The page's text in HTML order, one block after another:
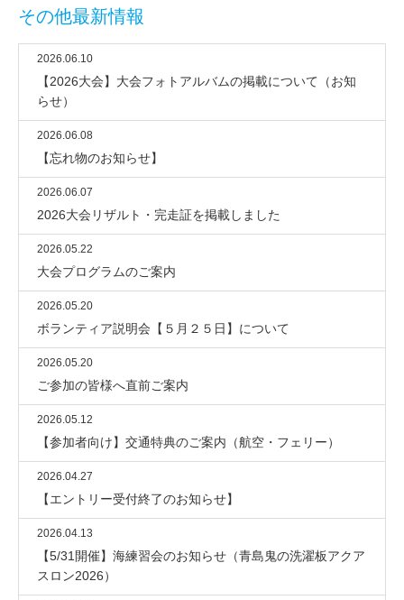
その他最新情報
2026.06.10
【2026大会】大会フォトアルバムの掲載について（お知
らせ）
2026.06.08
【忘れ物のお知らせ】
2026.06.07
2026大会リザルト・完走証を掲載しました
2026.05.22
大会プログラムのご案内
2026.05.20
ボランティア説明会【５月２５日】について
2026.05.20
ご参加の皆様へ直前ご案内
2026.05.12
【参加者向け】交通特典のご案内（航空・フェリー）
2026.04.27
【エントリー受付終了のお知らせ】
2026.04.13
【5/31開催】海練習会のお知らせ（青島鬼の洗濯板アクア
スロン2026）